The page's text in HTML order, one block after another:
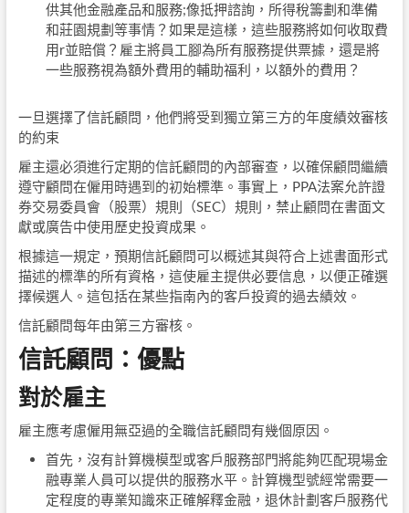
供其他金融產品和服務;像抵押諮詢，所得稅籌劃和準備
和莊園規劃等事情？如果是這樣，這些服務將如何收取費
用r並賠償？雇主將員工腳為所有服務提供票據，還是將
一些服務視為額外費用的輔助福利，以額外的費用？
一旦選擇了信託顧問，他們將受到獨立第三方的年度績效審核
的約束
雇主還必須進行定期的信託顧問的內部審查，以確保顧問繼續
遵守顧問在僱用時遇到的初始標準。事實上，PPA法案允許證
券交易委員會（股票）規則（SEC）規則，禁止顧問在書面文
獻或廣告中使用歷史投資成果。
根據這一規定，預期信託顧問可以概述其與符合上述書面形式
描述的標準的所有資格，這使雇主提供必要信息，以便正確選
擇候選人。這包括在某些指南內的客戶投資的過去績效。
信託顧問每年由第三方審核。
信託顧問：優點
對於雇主
雇主應考慮僱用無亞過的全職信託顧問有幾個原因。
首先，沒有計算機模型或客戶服務部門將能夠匹配現場金
融專業人員可以提供的服務水平。計算機型號經常需要一
定程度的專業知識來正確解釋金融，退休計劃客戶服務代